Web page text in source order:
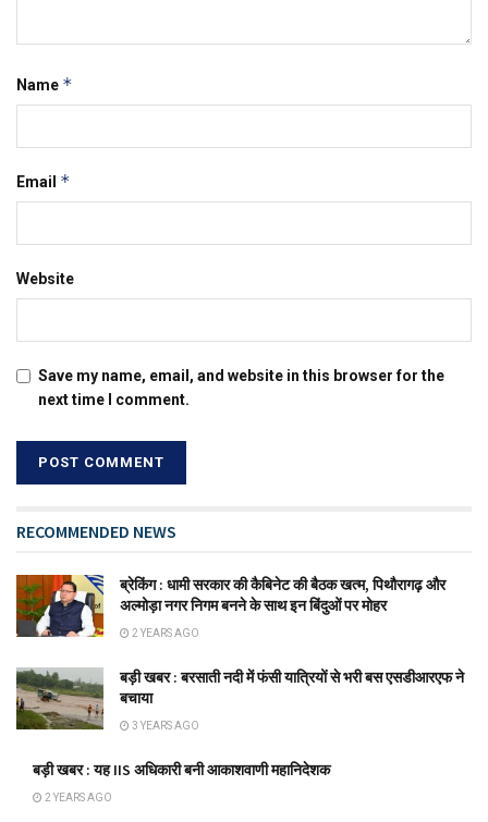
Name *
Email *
Website
Save my name, email, and website in this browser for the
next time I comment.
RECOMMENDED NEWS
ब्रेकिंग : धामी सरकार की कैबिनेट की बैठक खत्म, पिथौरागढ़ और
अल्मोड़ा नगर निगम बनने के साथ इन बिंदुओं पर मोहर
2 YEARS AGO
बड़ी खबर : बरसाती नदी में फंसी यात्रियों से भरी बस एसडीआरएफ ने
बचाया
3 YEARS AGO
बड़ी खबर : यह IIS अधिकारी बनी आकाशवाणी महानिदेशक
2 YEARS AGO